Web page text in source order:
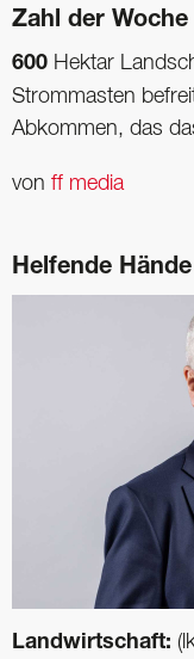
Zahl der Woche
600 Hektar
Strommasten
Abkommen, das
von ff media
Helfende Hände
Landwirtschaft: